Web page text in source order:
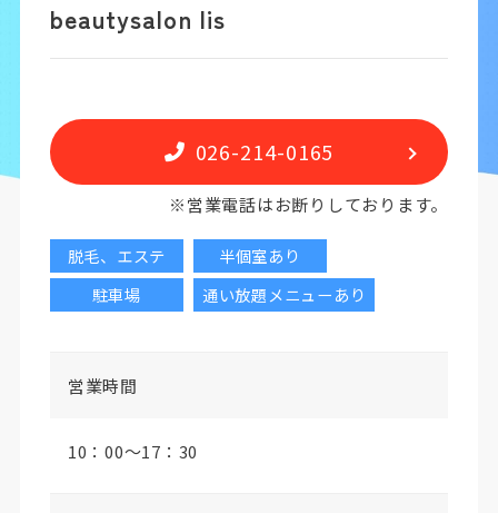
beautysalon lis
026-214-0165
※営業電話はお断りしております。
脱毛、エステ
半個室あり
駐車場
通い放題メニューあり
営業時間
10：00～17：30